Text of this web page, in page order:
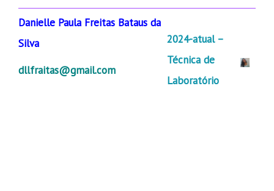
Danielle Paula Freitas Bataus da
Silva
dllfraitas@gmail.com
2024-atual –
Técnica de
Laboratório